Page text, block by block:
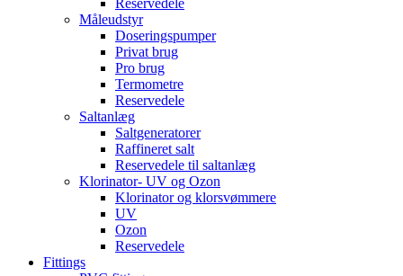
Reservedele
Måleudstyr
Doseringspumper
Privat brug
Pro brug
Termometre
Reservedele
Saltanlæg
Saltgeneratorer
Raffineret salt
Reservedele til saltanlæg
Klorinator- UV og Ozon
Klorinator og klorsvømmere
UV
Ozon
Reservedele
Fittings